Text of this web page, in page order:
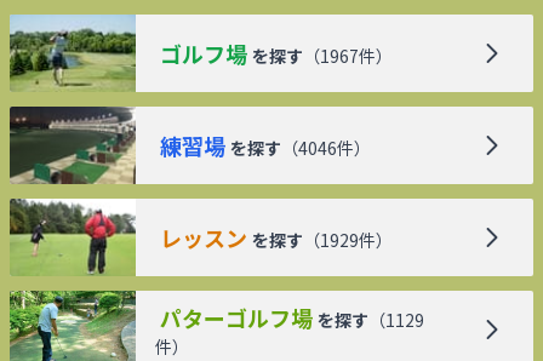
ゴルフ場 を探す （1967件）
練習場 を探す （4046件）
レッスン を探す （1929件）
パターゴルフ場 を探す （1129
件）